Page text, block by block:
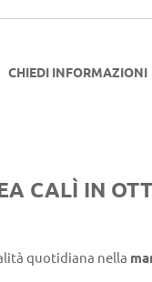
CHIEDI INFORMAZIONI
CALÌ IN
quotidiana nella